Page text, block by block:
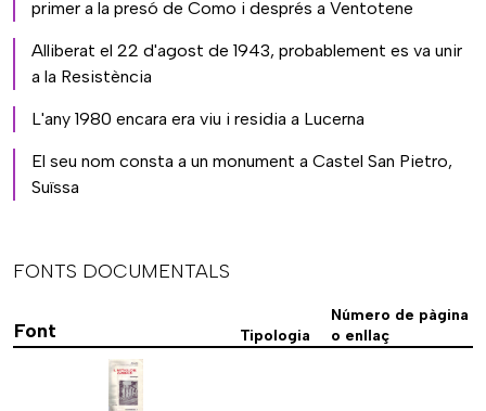
primer a la presó de Como i després a Ventotene
Alliberat el 22 d'agost de 1943, probablement es va unir
a la Resistència
L'any 1980 encara era viu i residia a Lucerna
El seu nom consta a un monument a Castel San Pietro,
Suïssa
FONTS DOCUMENTALS
Font Tipologia
Número de pàgina
o enllaç